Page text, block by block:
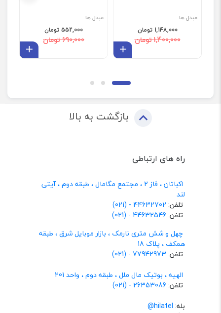
مبدل ها
1,148,000 تومان
1,400,000 تومان
مبدل ها
552,000 تومان
690,000 تومان
بازگشت به بالا
راه های ارتباطی
اکباتان ، فاز 2 ، مجتمع مگامال ، طبقه دوم ، آیتی
لند
تلفن: 44632702 - (021)
تلفن:44632546 - (021)
چهل و شش متری نارمک ، بازار موبایل شرق ، طبقه
همکف ، پلاک 18
تلفن: 77942973 - (021)
الهیه ، بوتیک مال ملل ، طبقه دوم ، واحد 201
تلفن:26353086 - (021)
بله: hilatel@